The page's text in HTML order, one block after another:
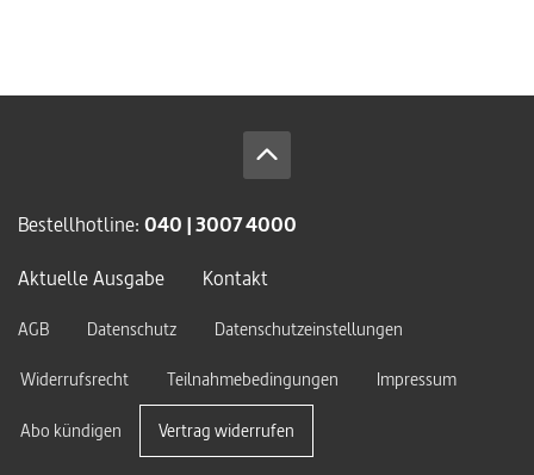
Bestellhotline: 040 | 3007 4000
Aktuelle Ausgabe
Kontakt
AGB Datenschutz
Datenschutzeinstellungen
Widerrufsrecht
Teilnahmebedingungen Impressum
Abo kündigen Vertrag widerrufen